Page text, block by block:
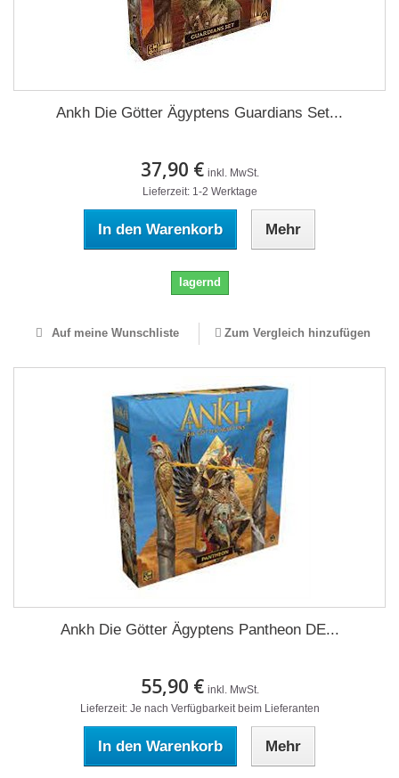
Ankh Die Götter Ägyptens Guardians Set...
37,90 € inkl. MwSt.
Lieferzeit: 1-2 Werktage
In den Warenkorb Mehr
lagernd
Auf meine Wunschliste Zum Vergleich hinzufügen
Ankh Die Götter Ägyptens Pantheon DE...
55,90 € inkl. MwSt.
Lieferzeit: Je nach Verfügbarkeit beim Lieferanten
In den Warenkorb Mehr